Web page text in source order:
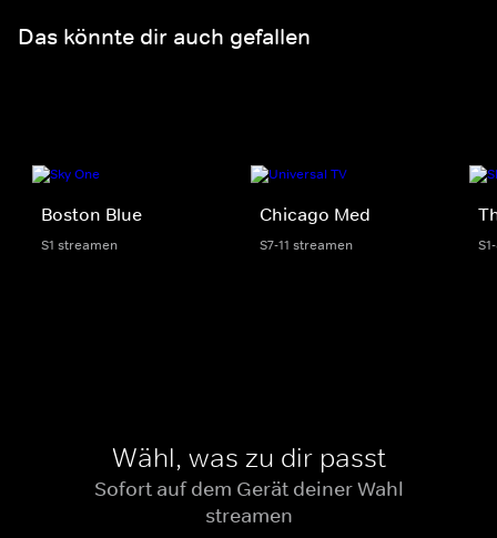
Das könnte dir auch gefallen
Boston Blue
S1 streamen
Chicago Med
S7-11 streamen
Wähl, was zu dir passt
Sofort auf dem Gerät deiner Wahl
streamen